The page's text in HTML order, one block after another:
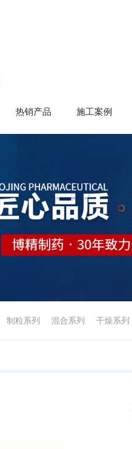
热销产品 施工案例
制粒系列 混合系列 干燥系列